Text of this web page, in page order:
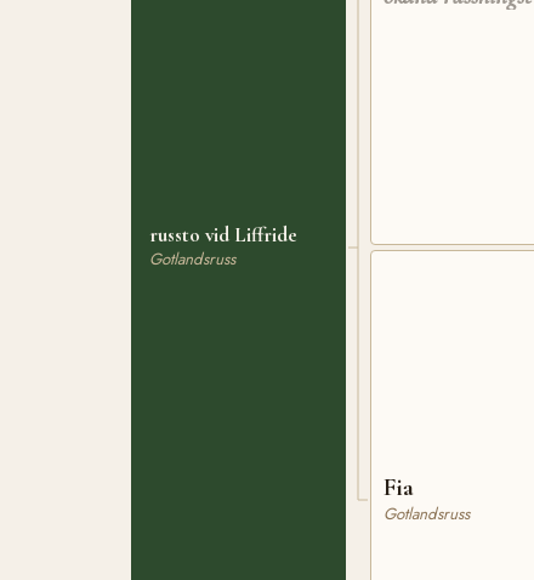
russto vid Liffride
Gotlandsruss
Fia
Gotlandsruss